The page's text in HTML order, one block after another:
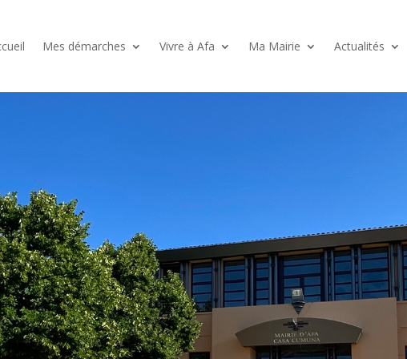
Mes démarches Vivre à Afa Ma Mairie Actualités